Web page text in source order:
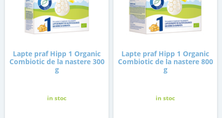
Lapte praf Hipp 1 Organic
Combiotic de la nastere 300
g
in stoc
Lapte praf Hipp 1 Organic
Combiotic de la nastere 800
g
in stoc